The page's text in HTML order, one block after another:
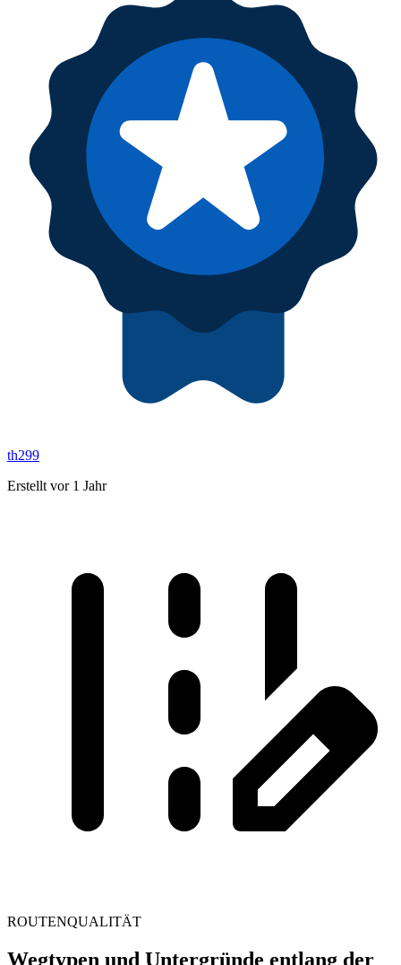
th299
Erstellt vor 1 Jahr
ROUTENQUALITÄT
Wegtypen und Untergründe entlang der